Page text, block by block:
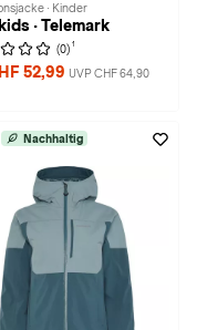
· Kinder
· Telemark
(0) 1
52,99 UVP CHF 64,90
Nachhaltig